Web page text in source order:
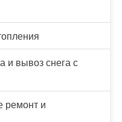
и вывоз снега с
ремонт и